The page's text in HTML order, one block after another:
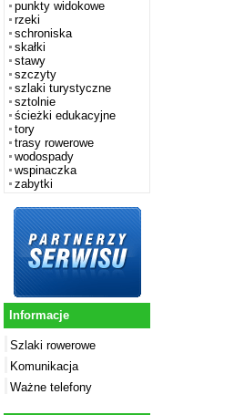
punkty widokowe
rzeki
schroniska
skałki
stawy
szczyty
szlaki turystyczne
sztolnie
ścieżki edukacyjne
tory
trasy rowerowe
wodospady
wspinaczka
zabytki
Informacje
Szlaki rowerowe
Komunikacja
Ważne telefony